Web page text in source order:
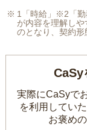
1「時給」※2「
が内容を理解し
のとなり、契約形
CaSy
実際にCaSyで
を利用してい
お褒め